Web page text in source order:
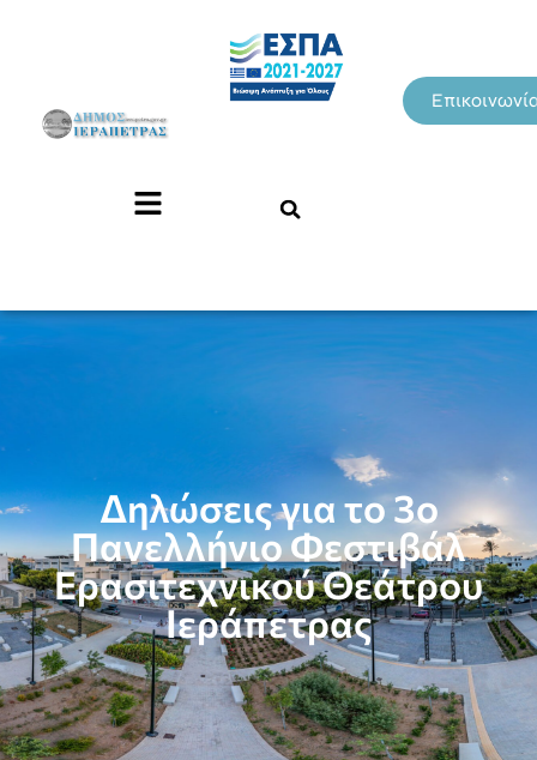
Δηλώσεις για το 3ο
Πανελλήνιο Φεστιβάλ
Ερασιτεχνικού Θεάτρου
Ιεράπετρας